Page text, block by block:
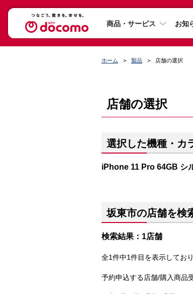
商品・サービス お知
ホーム 製品 店舗の選択
店舗の選択
選択した機種・カ
iPhone 11 Pro 64GB シ
坂東市の店舗を検
検索結果：1店舗
全1件中1件目を表示してお
予約申込する店舗/購入商品